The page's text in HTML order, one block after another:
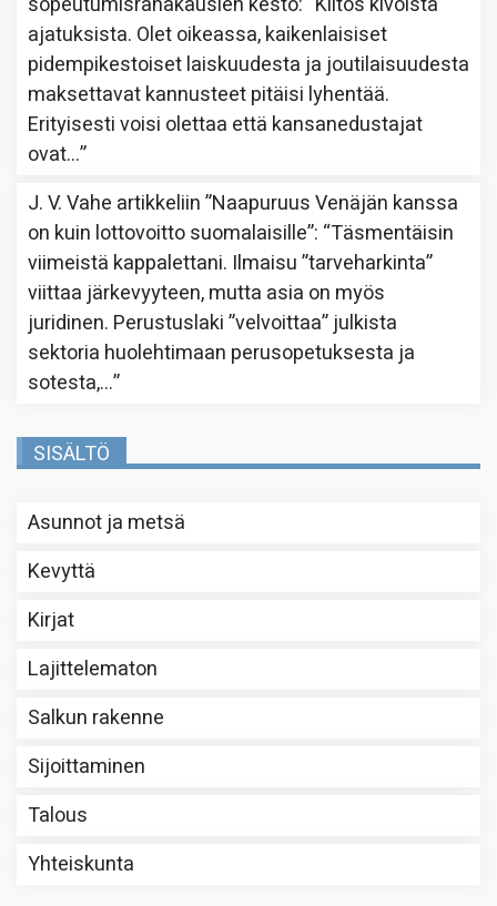
ajatuksista. Olet oikeassa, kaikenlaisiset
pidempikestoiset laiskuudesta ja joutilaisuudesta
maksettavat kannusteet pitäisi lyhentää.
Erityisesti voisi olettaa että kansanedustajat
ovat…”
J. V. Vahe artikkeliin”Naapuruus Venäjän kanssa
on kuin lottovoitto suomalaisille”: “Täsmentäisin
viimeistä kappalettani. Ilmaisu ”tarveharkinta”
viittaa järkevyyteen, mutta asia on myös
juridinen. Perustuslaki ”velvoittaa” julkista
sektoria huolehtimaan perusopetuksesta ja
sotesta,…”
SISÄLTÖ
Asunnot ja metsä
Kevyttä
Kirjat
Lajittelematon
Salkun rakenne
Sijoittaminen
Talous
Yhteiskunta